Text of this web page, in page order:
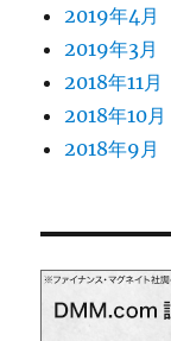
2019年4月
2019年3月
2018年11月
2018年10月
2018年9月